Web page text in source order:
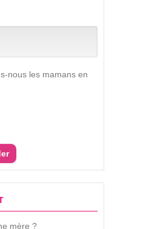
nous les mamans en
mère ?